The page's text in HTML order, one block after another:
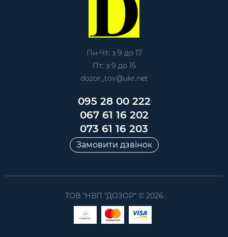
Пн-Чт: з 9 до 17
Пт: з 9 до 15
dozor_tov@ukr.net
095 28 00 222
067 61 16 202
073 61 16 203
Замовити дзвінок
ТОВ "НВП "ДОЗОР" © 2026